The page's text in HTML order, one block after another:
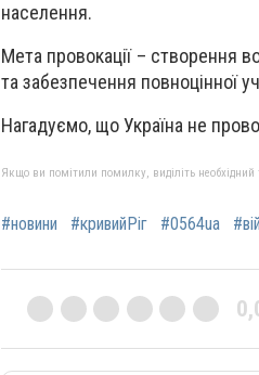
населення.
Мета провокації – створення
та забезпечення повноцінної
Нагадуємо, що Україна не
Якщо ви помітили помилку, виділіть
#новини #кривийРіг #0564ua